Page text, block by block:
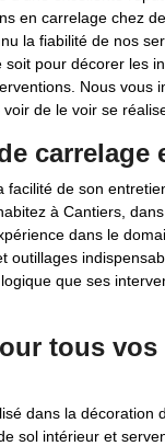
en carrelage chez
la fiabilité de nos
pour décorer les
Nous vous
de le voir se
carrelage
de son
à Cantiers,
dans le
outillages
que ses
tous
dans la décoration
sol intérieur et